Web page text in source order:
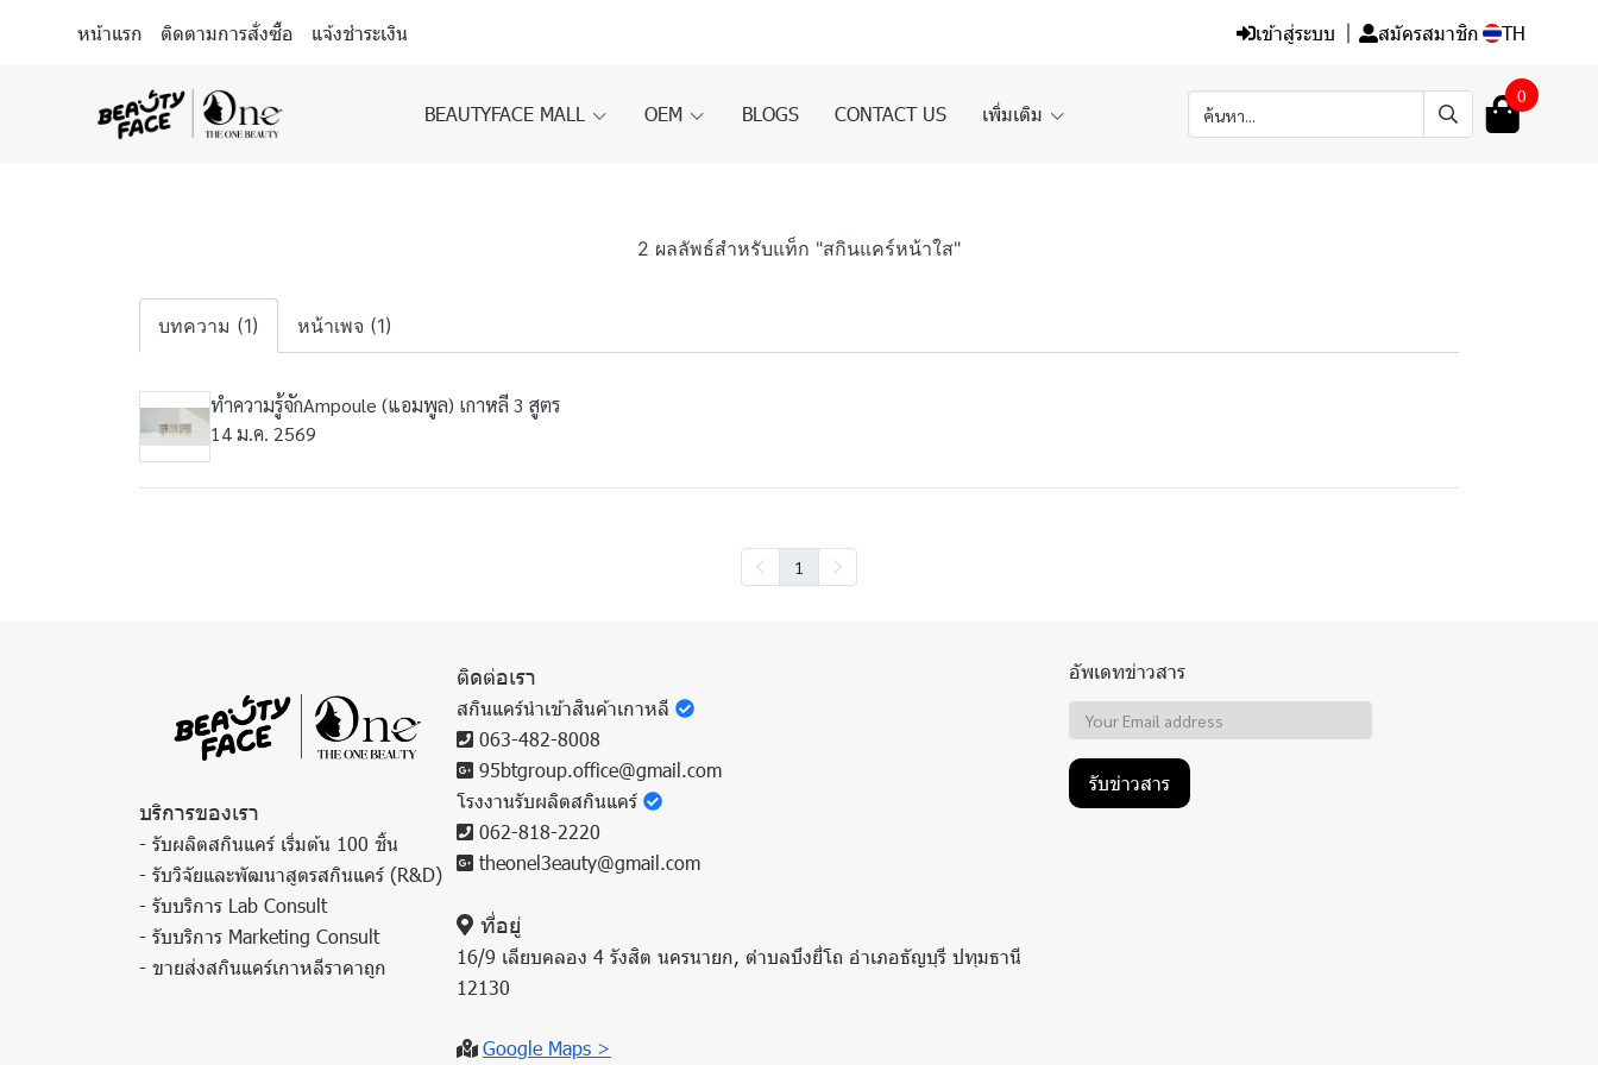
หน้าแรก ติดตามการสั่งซื้อ แจ้งชำระเงิน เข้าสู่ระบบ สมัครสมาชิก TH
BEAUTYFACE MALL OEM BLOGS CONTACT US เพิ่มเติม
0
2 ผลลัพธ์สำหรับแท็ก "สกินแคร์หน้าใส"
บทความ (1) หน้าเพจ (1)
ทำความรู้จักAmpoule (แอมพูล) เกาหลี 3 สูตร
14 ม.ค. 2569
1
บริการของเรา
- รับผลิตสกินแคร์ เริ่มต้น 100 ชิ้น
- รับวิจัยและพัฒนาสูตรสกินแคร์ (R&D)
- รับบริการ Lab Consult
- รับบริการ Marketing Consult
- ขายส่งสกินแคร์เกาหลีราคาถูก
ติดต่อเรา
สกินแคร์นำเข้าสินค้าเกาหลี
063-482-8008
95btgroup.office@gmail.com
โรงงานรับผลิตสกินแคร์
062-818-2220
theonel3eauty@gmail.com
ที่อยู่
16/9 เลียบคลอง 4 รังสิต นครนายก, ตำบลบึงยี่โถ อำเภอธัญบุรี ปทุมธานี
12130
Google Maps >
อัพเดทข่าวสาร
รับข่าวสาร